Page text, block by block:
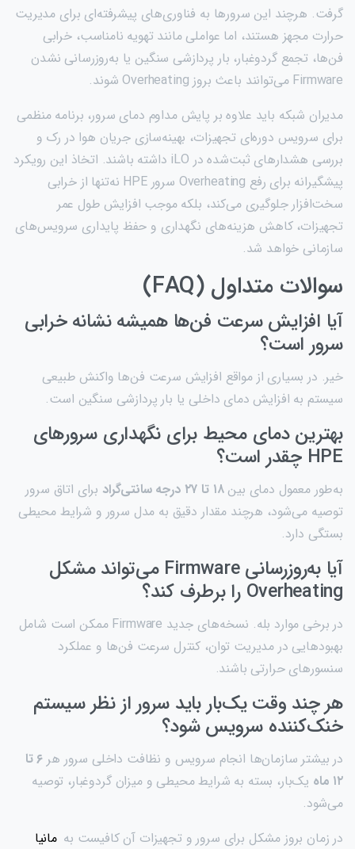
گرفت. هرچند این سرورها به فناوری‌های پیشرفته‌ای برای مدیریت
حرارت مجهز هستند، اما عواملی مانند تهویه نامناسب، خرابی
فن‌ها، تجمع گردوغبار، بار پردازشی سنگین یا به‌روزرسانی نشدن
Firmware می‌توانند باعث بروز Overheating شوند.
مدیران شبکه باید علاوه بر پایش مداوم دمای سرور، برنامه منظمی
برای سرویس دوره‌ای تجهیزات، بهینه‌سازی جریان هوا در رک و
بررسی هشدارهای ثبت‌شده در iLO داشته باشند. اتخاذ این رویکرد
پیشگیرانه برای رفع Overheating سرور HPE نه‌تنها از خرابی
سخت‌افزار جلوگیری می‌کند، بلکه موجب افزایش طول عمر
تجهیزات، کاهش هزینه‌های نگهداری و حفظ پایداری سرویس‌های
سازمانی خواهد شد.
سوالات متداول (FAQ)
آیا افزایش سرعت فن‌ها همیشه نشانه خرابی
سرور است؟
خیر. در بسیاری از مواقع افزایش سرعت فن‌ها واکنش طبیعی
سیستم به افزایش دمای داخلی یا بار پردازشی سنگین است.
بهترین دمای محیط برای نگهداری سرورهای
HPE چقدر است؟
به‌طور معمول دمای بین۱۸ تا ۲۷ درجه سانتی‌گراد برای اتاق سرور
توصیه می‌شود، هرچند مقدار دقیق به مدل سرور و شرایط محیطی
بستگی دارد.
آیا به‌روزرسانی Firmware می‌تواند مشکل
Overheating را برطرف کند؟
در برخی موارد بله. نسخه‌های جدید Firmware ممکن است شامل
بهبودهایی در مدیریت توان، کنترل سرعت فن‌ها و عملکرد
سنسورهای حرارتی باشند.
هر چند وقت یک‌بار باید سرور از نظر سیستم
خنک‌کننده سرویس شود؟
در بیشتر سازمان‌ها انجام سرویس و نظافت داخلی سرور هر ۶تا
۱۲ ماه یک‌بار، بسته به شرایط محیطی و میزان گردوغبار، توصیه
می‌شود.
در زمان بروز مشکل برای سرور و تجهیزات آن کافیست به مانیا